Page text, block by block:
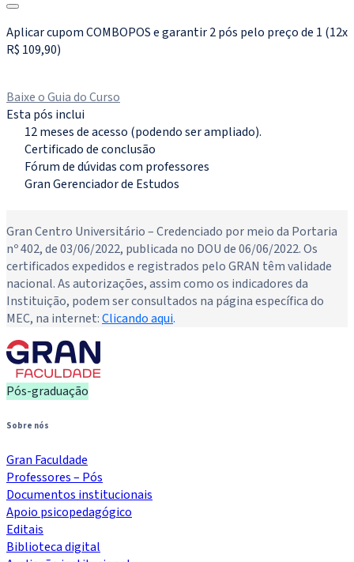
Aplicar cupom COMBOPOS e garantir 2 pós pelo preço de 1 (12x
R$ 109,90)
Baixe o Guia do Curso
Esta pós inclui
12 meses de acesso (podendo ser ampliado).
Certificado de conclusão
Fórum de dúvidas com professores
Gran Gerenciador de Estudos
Gran Centro Universitário – Credenciado por meio da Portaria
nº 402, de 03/06/2022, publicada no DOU de 06/06/2022. Os
certificados expedidos e registrados pelo GRAN têm validade
nacional. As autorizações, assim como os indicadores da
Instituição, podem ser consultados na página específica do
MEC, na internet:Clicando aqui.
Pós-graduação
Sobre nós
Gran Faculdade
Professores – Pós
Documentos institucionais
Apoio psicopedagógico
Editais
Biblioteca digital